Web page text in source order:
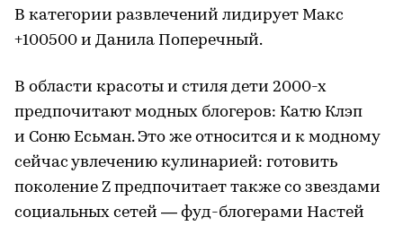
В категории развлечений лидирует Макс
+100500 и Данила Поперечный.
В области красоты и стиля дети 2000-х
предпочитают модных блогеров: Катю Клэп
и Соню Есьман. Это же относится и к модному
сейчас увлечению кулинарией: готовить
поколение Z предпочитает также со звездами
социальных сетей — фуд-блогерами Настей